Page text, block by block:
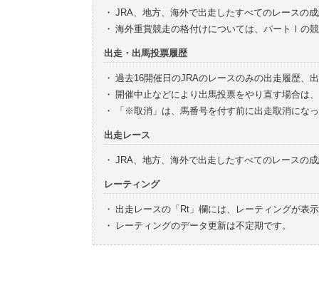
・ JRA、地方、海外で出走したすべてのレースの
・ 海外重賞競走の格付けについては、パートⅠの
出走・出馬投票履歴
・ 過去16開催日のJRAのレースのみの出走履歴、
・ 開催中止などにより出馬投票をやり直す場合は
・
「※取消」は、馬番号を付す前に出走取消にな
出走レース
・ JRA、地方、海外で出走したすべてのレースの
レーティング
・ 出走レースの「Rt」欄には、レーティングが表
・
レーティングのデータ更新は不定期です。